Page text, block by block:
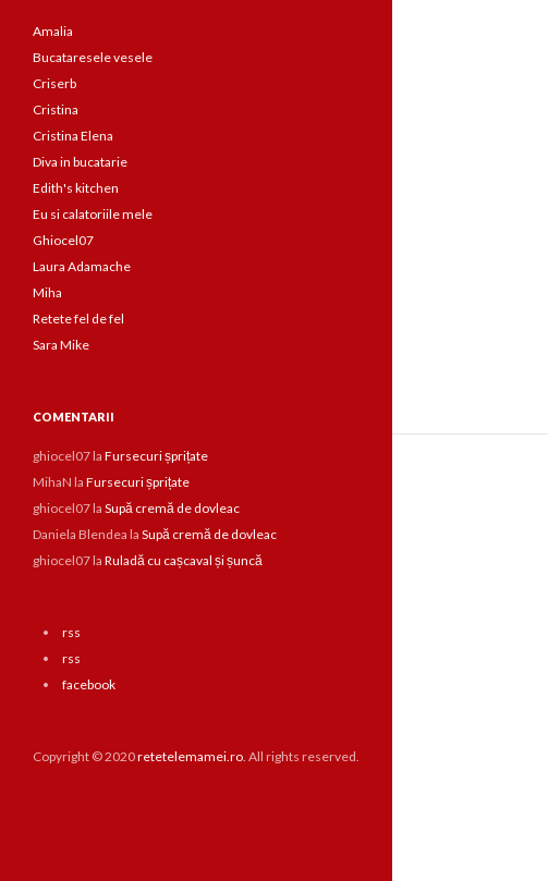
Amalia
Bucataresele vesele
Criserb
Cristina
Cristina Elena
Diva in bucatarie
Edith's kitchen
Eu si calatoriile mele
Ghiocel07
Laura Adamache
Miha
Retete fel de fel
Sara Mike
COMENTARII
ghiocel07la Fursecuri șprițate
MihaN la Fursecuri șprițate
ghiocel07la Supă cremă de dovleac
Daniela Blendea la Supă cremă de dovleac
ghiocel07la Ruladă cu cașcaval și șuncă
rss
rss
facebook
Copyright © 2020retetelemamei.ro. All rights reserved.